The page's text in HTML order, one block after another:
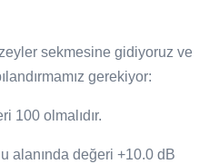
sekmesine gidiyoruz ve
gerekiyor:
100 olmalıdır.
alanında değeri +10.0 dB